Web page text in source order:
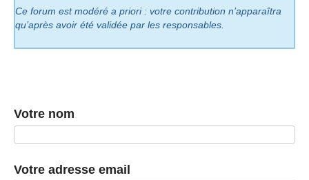
Ce forum est modéré a priori : votre contribution n’apparaîtra
qu’après avoir été validée par les responsables.
Votre nom
Votre adresse email